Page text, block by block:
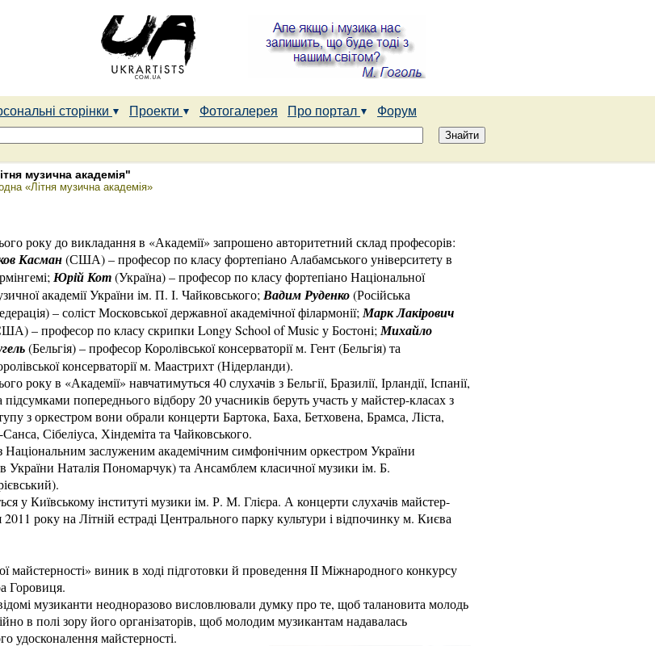
сторінки Проекти Фотогалерея Про портал
Форум
музична академія"
«Літня музична академія»
року до викладання в «Академії» запрошено авторитетний склад професорів:
Касман(США) – професор по класу фортепіано Алабамського університету в
Юрій Кот(Україна) – професор по класу фортепіано Національної
академії України ім. П. І. Чайковського; Вадим Руденко(Російська
– соліст Московської державної академічної філармонії; Марк Лакірович
– професор по класу скрипки Longy School of Music у Бостоні; Михайло
(Бельгія) – професор Королівської консерваторії м. Гент (Бельгія) та
консерваторії м. Маастрихт (Нідерланди).
року в «Академії» навчатимуться 40 слухачів з Бельгії, Бразилії, Ірландії, Іспанії,
попереднього відбору 20 учасників беруть участь у майстер-класах з
з оркестром вони обрали концерти Бартока, Баха, Бетховена, Брамса, Ліста,
Сібеліуса, Хіндеміта та Чайковського.
Національним заслуженим академічним симфонічним оркестром України
України Наталія Пономарчук) та Ансамблем класичної музики ім. Б.
у Київському інституті музики ім. Р. М. Глієра. А концерти cлухачів майстер-
2011 року на Літній естраді Центрального парку культури і відпочинку м. Києва
майстерності» виник в ході підготовки й проведення II Міжнародного конкурсу
Горовиця.
музиканти неодноразово висловлювали думку про те, щоб талановита молодь
в полі зору його організаторів, щоб молодим музикантам надавалась
удосконалення майстерності.